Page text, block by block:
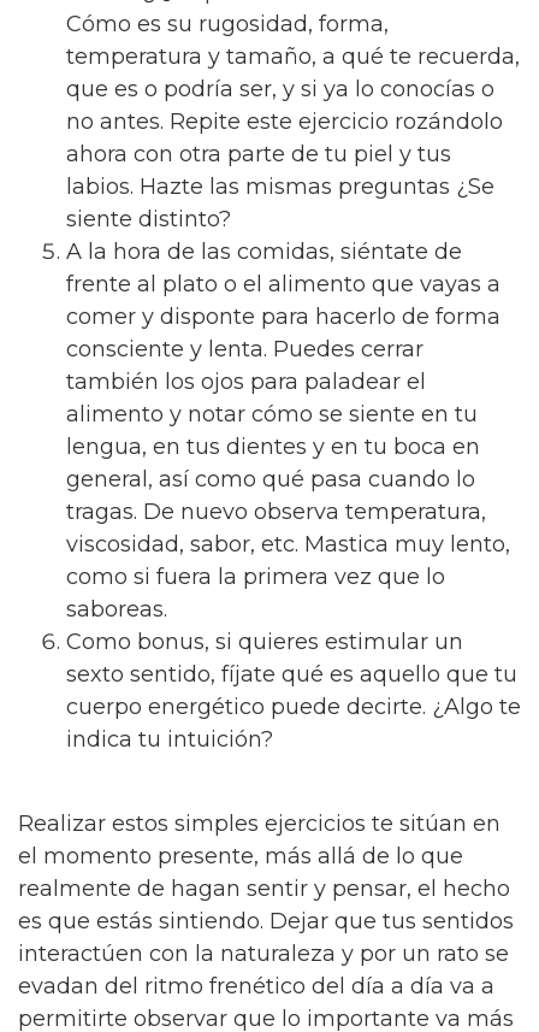
Cómo es su rugosidad, forma,
temperatura y tamaño, a qué te recuerda,
que es o podría ser, y si ya lo conocías o
no antes. Repite este ejercicio rozándolo
ahora con otra parte de tu piel y tus
labios. Hazte las mismas preguntas ¿Se
siente distinto?
A la hora de las comidas, siéntate de
frente al plato o el alimento que vayas a
comer y disponte para hacerlo de forma
consciente y lenta. Puedes cerrar
también los ojos para paladear el
alimento y notar cómo se siente en tu
lengua, en tus dientes y en tu boca en
general, así como qué pasa cuando lo
tragas. De nuevo observa temperatura,
viscosidad, sabor, etc. Mastica muy lento,
como si fuera la primera vez que lo
saboreas.
Como bonus, si quieres estimular un
sexto sentido, fíjate qué es aquello que tu
cuerpo energético puede decirte. ¿Algo te
indica tu intuición?
Realizar estos simples ejercicios te sitúan en
el momento presente, más allá de lo que
realmente de hagan sentir y pensar, el hecho
es que estás sintiendo. Dejar que tus sentidos
interactúen con la naturaleza y por un rato se
evadan del ritmo frenético del día a día va a
permitirte observar que lo importante va más